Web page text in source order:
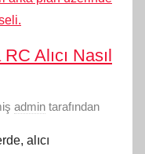
Alıcı Nasıl
admin tarafından
alıcı